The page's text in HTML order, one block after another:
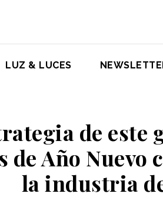
LUZ & LUCES
de este
de Año Nuevo
la industria